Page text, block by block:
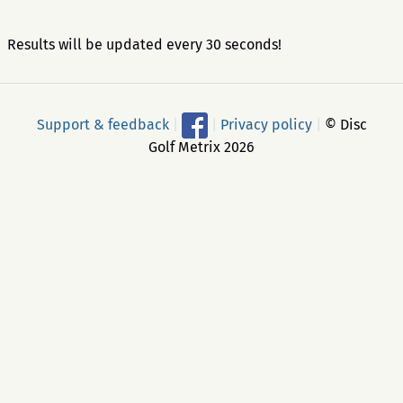
Results will be updated every 30 seconds!
Support & feedback Privacy policy
© Disc
Golf Metrix 2026